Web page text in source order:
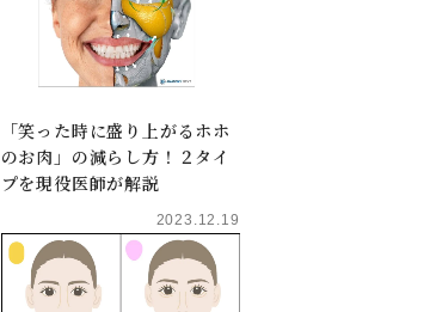
「笑った時に盛り上がるホホ
のお肉」の減らし方！２タイ
プを現役医師が解説
2023.12.19